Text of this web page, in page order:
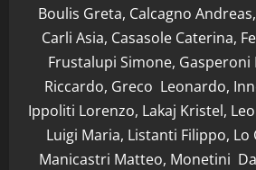
Boulis Greta, Calcagno
Carli Asia, Casasole Caterina,
Frustalupi Simone, Gasperoni
Riccardo, Greco Leonardo,
Ippoliti Lorenzo, Lakaj Kristel,
Luigi Maria, Listanti Filippo, Lo
Manicastri Matteo, Monetini